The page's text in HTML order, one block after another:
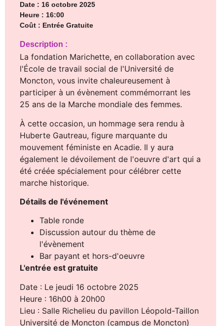
Date : 16 octobre 2025
Heure : 16:00
Coût : Entrée Gratuite
Description :
La fondation Marichette, en collaboration avec
l'École de travail social de l'Université de
Moncton, vous invite chaleureusement à
participer à un évènement commémorrant les
25 ans de la Marche mondiale des femmes.
À cette occasion, un hommage sera rendu à
Huberte Gautreau, figure marquante du
mouvement féministe en Acadie. Il y aura
également le dévoilement de l'oeuvre d'art qui a
été créée spécialement pour célébrer cette
marche historique.
Détails de l'événement
Table ronde
Discussion autour du thème de
l'évènement
Bar payant et hors-d'oeuvre
L'entrée est gratuite
Date : Le jeudi 16 octobre 2025
Heure : 16h00 à 20h00
Lieu : Salle Richelieu du pavillon Léopold-Taillon
Université de Moncton (campus de Moncton)